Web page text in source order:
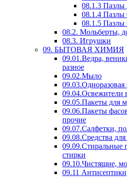
08.1.3
08.1.4
08.1.5 Пазлы
08.2. Мольберты,
08.3. Игрушки
09. БЫТОВАЯ ХИМИЯ
09.01.Ведра,
разное
09.02.Мыло
09.03.Одноразовая
09.04.Освежители
09.05.Пакеты для
09.06.Пакеты
прочие
09.07.Салфетки,
09.08.Средства
09.09.Стиральные
стирки
09.10.Чистящие,
09.11 Антисептики